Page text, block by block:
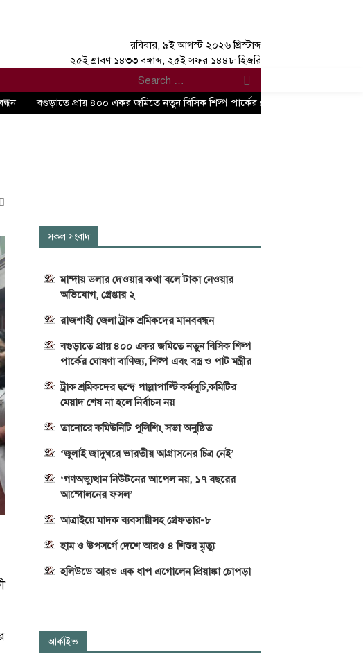
রবিবার, ৯ই আগস্ট ২০২৬ খ্রিস্টাব্দ
২৫ই শ্রাবণ ১৪৩৩ বঙ্গাব্দ, ২৫ই সফর ১৪৪৮ হিজরি
বগুড়াতে প্রায় ৪০০ একর জমিতে নতুন বিসিক শিল্প পার্কের ঘোষণা বাণিজ্য, শিল্প এবং
সকল সংবাদ
মান্দায় ডলার দেওয়ার কথা বলে টাকা নেওয়ার
অভিযোগ, গ্রেপ্তার ২
রাজশাহী জেলা ট্রাক শ্রমিকদের মানববন্ধন
বগুড়াতে প্রায় ৪০০ একর জমিতে নতুন বিসিক শিল্প
পার্কের ঘোষণা বাণিজ্য, শিল্প এবং বস্ত্র ও পাট মন্ত্রীর
ট্রাক শ্রমিকদের দ্বন্দ্বে পাল্লাপাল্টি কর্মসূচি,কমিটির
মেয়াদ শেষ না হলে নির্বাচন নয়
তানোরে কমিউনিটি পুলিশিং সভা অনুষ্ঠিত
‘জুলাই জাদুঘরে ভারতীয় আগ্রাসনের চিত্র নেই’
‘গণঅভ্যুত্থান নিউটনের আপেল নয়, ১৭ বছরের
আন্দোলনের ফসল’
আত্রাইয়ে মাদক ব্যবসায়ীসহ গ্রেফতার-৮
হাম ও উপসর্গে দেশে আরও ৪ শিশুর মৃত্যু
হলিউডে আরও এক ধাপ এগোলেন প্রিয়াঙ্কা চোপড়া
আর্কাইভ